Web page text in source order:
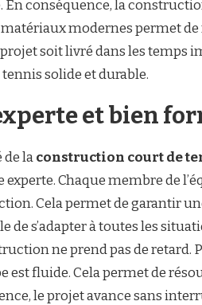
conséquence, la
modernes permet de
projet soit livré dans les temps
solide et durable.
et bien
de laconstruction court de
experte. Chaque membre de
Cela permet de garantir
de s’adapter à toutes les
ne prend pas de retard.
est fluide. Cela permet de
le projet avance sans